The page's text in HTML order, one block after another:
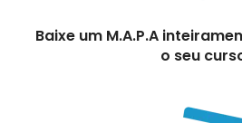
Baixe um M.A.P.A
o seu